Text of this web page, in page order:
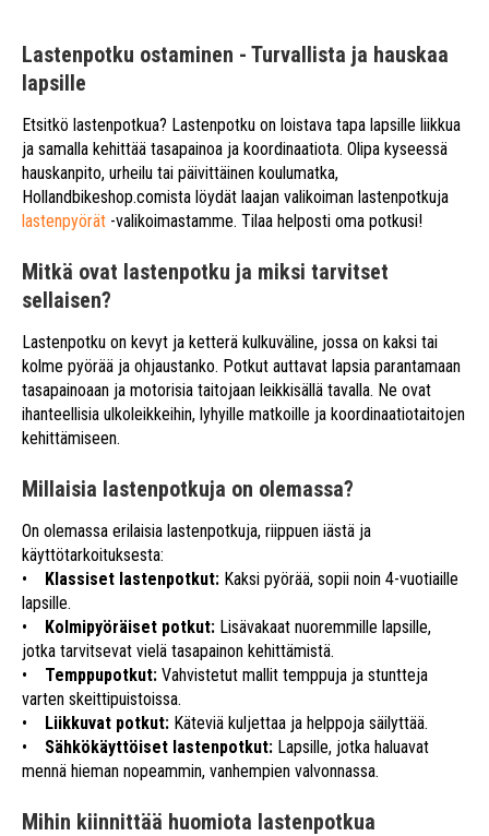
Lastenpotku ostaminen - Turvallista ja hauskaa
lapsille
Etsitkö lastenpotkua? Lastenpotku on loistava tapa lapsille liikkua
ja samalla kehittää tasapainoa ja koordinaatiota. Olipa kyseessä
hauskanpito, urheilu tai päivittäinen koulumatka,
Hollandbikeshop.comista löydät laajan valikoiman lastenpotkuja
lastenpyörät -valikoimastamme. Tilaa helposti oma potkusi!
Mitkä ovat lastenpotku ja miksi tarvitset
sellaisen?
Lastenpotku on kevyt ja ketterä kulkuväline, jossa on kaksi tai
kolme pyörää ja ohjaustanko. Potkut auttavat lapsia parantamaan
tasapainoaan ja motorisia taitojaan leikkisällä tavalla. Ne ovat
ihanteellisia ulkoleikkeihin, lyhyille matkoille ja koordinaatiotaitojen
kehittämiseen.
Millaisia lastenpotkuja on olemassa?
On olemassa erilaisia lastenpotkuja, riippuen iästä ja
käyttötarkoituksesta:
• Klassiset lastenpotkut: Kaksi pyörää, sopii noin 4-vuotiaille
lapsille.
• Kolmipyöräiset potkut: Lisävakaat nuoremmille lapsille,
jotka tarvitsevat vielä tasapainon kehittämistä.
• Temppupotkut: Vahvistetut mallit temppuja ja stuntteja
varten skeittipuistoissa.
• Liikkuvat potkut: Käteviä kuljettaa ja helppoja säilyttää.
• Sähkökäyttöiset lastenpotkut: Lapsille, jotka haluavat
mennä hieman nopeammin, vanhempien valvonnassa.
Mihin kiinnittää huomiota lastenpotkua